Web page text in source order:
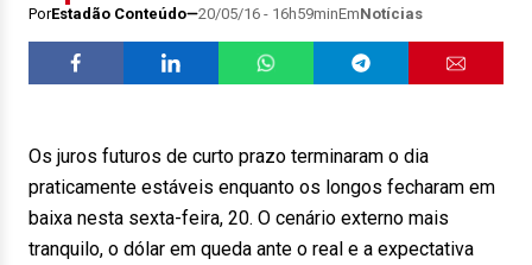
PorEstadão Conteúdo 20/05/16 - 16h59minEmNotícias
Os juros futuros de curto prazo terminaram o dia
praticamente estáveis enquanto os longos fecharam em
baixa nesta sexta-feira, 20. O cenário externo mais
tranquilo, o dólar em queda ante o real e a expectativa